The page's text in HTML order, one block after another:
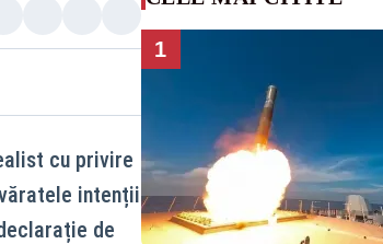
cu privire
intenții
de
1